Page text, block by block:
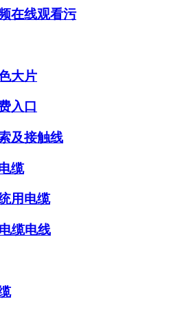
在线观看污
大片
入口
及接触线
缆
用电缆
缆电线